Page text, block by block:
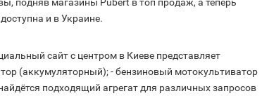
и в Украине.
сайт с центром в Киеве представляет
(аккумуляторный); - бензиновый мотокультиватор
подходящий агрегат для различных запросов